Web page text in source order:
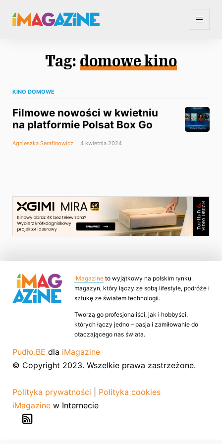
Tag: domowe kino
KINO DOMOWE
Filmowe nowości w kwietniu
na platformie Polsat Box Go
Agnieszka Serafinowicz 4 kwietnia 2024
iMagazine to wyjątkowy na polskim rynku
magazyn, który łączy ze sobą lifestyle, podróże i
sztukę ze światem technologii.
Tworzą go profesjonaliści, jak i hobbyści,
których łączy jedno – pasja i zamiłowanie do
otaczającego nas świata.
Pudło.BE dla iMagazine
© Copyright 2023. Wszelkie prawa zastrzeżone.
Polityka prywatności
Polityka cookies
iMagazine w Internecie